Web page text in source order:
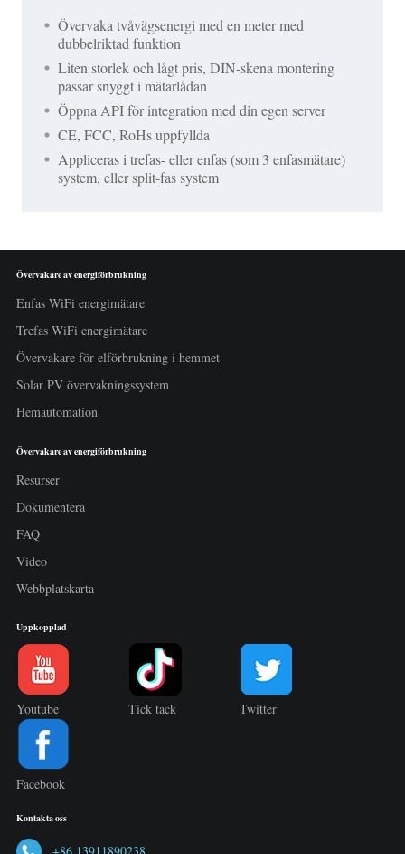
Övervaka tvåvägsenergi med en meter med
dubbelriktad funktion
Liten storlek och lågt pris, DIN-skena montering
passar snyggt i mätarlådan
Öppna API för integration med din egen server
CE, FCC, RoHs uppfyllda
Appliceras i trefas- eller enfas (som 3 enfasmätare)
system, eller split-fas system
Övervakare av energiförbrukning
Enfas WiFi energimätare
Trefas WiFi energimätare
Övervakare för elförbrukning i hemmet
Solar PV övervakningssystem
Hemautomation
Övervakare av energiförbrukning
Resurser
Dokumentera
FAQ
Video
Webbplatskarta
Uppkopplad
Youtube Tick tack Twitter
Facebook
Kontakta oss